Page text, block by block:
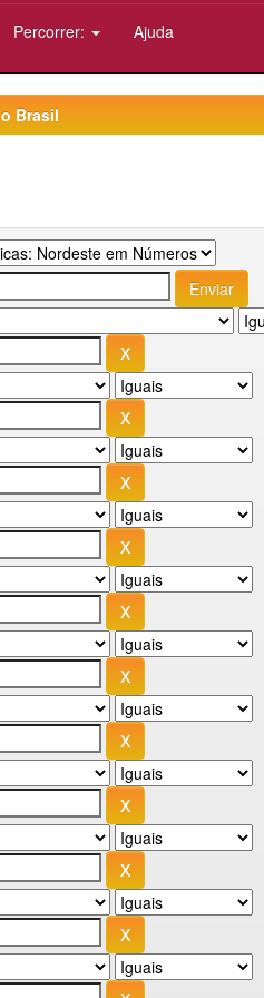
Percorrer: Ajuda
Brasil